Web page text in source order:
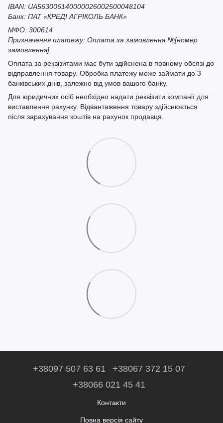
IBAN: UA563006140000026002500048104
Банк: ПАТ «КРЕДІ АГРІКОЛЬ БАНК»
МФО: 300614
Призначення платежу: Оплата за замовлення №[номер
замовлення]
Оплата за реквізитами має бути здійснена в повному обсязі до
відправлення товару. Обробка платежу може займати до 3
банківських днів, залежно від умов вашого банку.
Для юридичних осіб необхідно надати реквізити компанії для
виставлення рахунку. Відвантаження товару здійснюється
після зарахування коштів на рахунок продавця.
+38097 507 63 61
+38067 372 15 07
+38066 021 45 41
Контакти
Повна версія сайту